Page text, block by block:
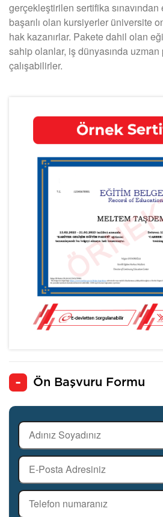
gerçekleştirilen sertifika
başarılı olan kursiyerler üniversite
hak kazanırlar. Pakete dahil olan
sahip olanlar, iş dünyasında
çalışabilirler.
Ön Başvuru Formu